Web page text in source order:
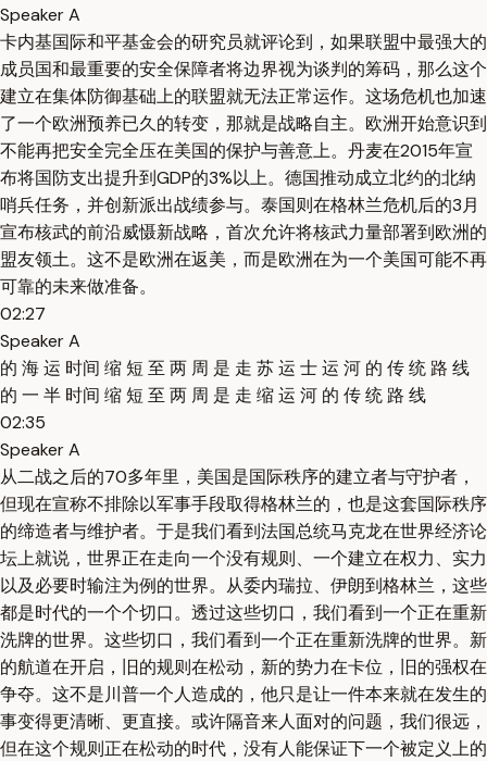
Speaker A
卡内基国际和平基金会的研究员就评论到，如果联盟中最强大的
成员国和最重要的安全保障者将边界视为谈判的筹码，那么这个
建立在集体防御基础上的联盟就无法正常运作。这场危机也加速
了一个欧洲预养已久的转变，那就是战略自主。欧洲开始意识到
不能再把安全完全压在美国的保护与善意上。丹麦在2015年宣
布将国防支出提升到GDP的3%以上。德国推动成立北约的北纳
哨兵任务，并创新派出战绩参与。泰国则在格林兰危机后的3月
宣布核武的前沿威慑新战略，首次允许将核武力量部署到欧洲的
盟友领土。这不是欧洲在返美，而是欧洲在为一个美国可能不再
可靠的未来做准备。
02:27
Speaker A
的 海 运 时间 缩 短 至 两 周 是 走 苏 运 士 运 河 的 传 统 路 线
的 一 半 时间 缩 短 至 两 周 是 走 缩 运 河 的 传 统 路 线
02:35
Speaker A
从二战之后的70多年里，美国是国际秩序的建立者与守护者，
但现在宣称不排除以军事手段取得格林兰的，也是这套国际秩序
的缔造者与维护者。于是我们看到法国总统马克龙在世界经济论
坛上就说，世界正在走向一个没有规则、一个建立在权力、实力
以及必要时输注为例的世界。从委内瑞拉、伊朗到格林兰，这些
都是时代的一个个切口。透过这些切口，我们看到一个正在重新
洗牌的世界。这些切口，我们看到一个正在重新洗牌的世界。新
的航道在开启，旧的规则在松动，新的势力在卡位，旧的强权在
争夺。这不是川普一个人造成的，他只是让一件本来就在发生的
事变得更清晰、更直接。或许隔音来人面对的问题，我们很远，
但在这个规则正在松动的时代，没有人能保证下一个被定义上的